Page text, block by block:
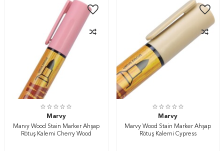
Marvy
Marvy Wood Stain Marker Ahşap
Rötuş Kalemi Cherry Wood
Marvy
Marvy Wood Stain Marker Ahşap
Rötuş Kalemi Cypress